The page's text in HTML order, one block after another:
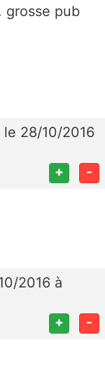
grosse pub
le 28/10/2016
+ -
2016 à
+ -